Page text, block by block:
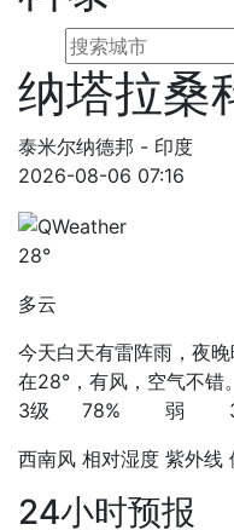
纳塔拉桑
泰米尔纳德邦 - 印度
2026-08-06 07:16
28°
多云
今天白天有雷阵雨，夜
在28°，有风，空气不错。
3级
西南风
78%
相对湿度
弱
紫外线
24小时预报